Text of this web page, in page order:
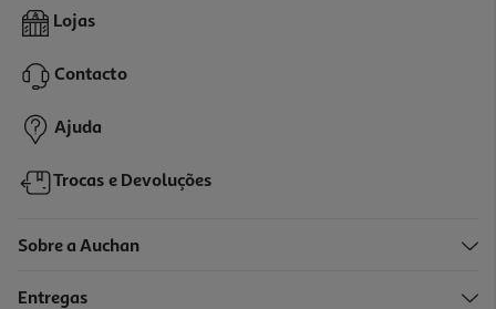
Pensos Higiénicos Auchan Adolescente Normal+ C/abas Bolsa
14un
1,19 €
Lojas
Contacto
Ajuda
Trocas e Devoluções
Sobre a Auchan
Entregas